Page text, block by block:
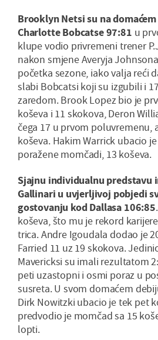
Brooklyn Netsi su na
Charlotte Bobcatse 97:81 u
klupe vodio privremeni trener
nakon smjene Averyja
početka sezone, iako valja reći
slabi Bobcatsi koji su izgubili i
zaredom. Brook Lopez bio je
koševa i 11 skokova, Deron
čega 17 u prvom poluvremenu,
koševa. Hakim Warrick ubacio
poražene momčadi, 13 koševa.
Sjajnu individualnu predstavu
Gallinari u uvjerljivoj pobjedi
gostovanju kod Dallasa 106:85
koševa, što mu je rekord
trica. Andre Igoudala dodao je
Farried 11 uz 19 skokova.
Mavericksi su imali rezultatom
peti uzastopni i osmi poraz u
susreta. U svom domaćem
Dirk Nowitzki ubacio je tek pet
predvodio je momčad sa 15
lopti.